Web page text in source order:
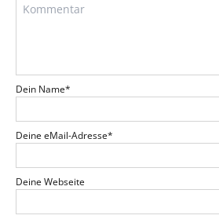
Dein Name*
Deine eMail-Adresse*
Deine Webseite